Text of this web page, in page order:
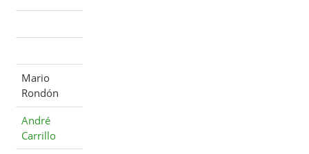
Mario
Rondón
André
Carrillo